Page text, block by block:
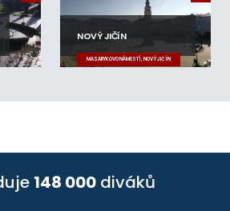
NOVÝ JIČÍN
MASARYKOVO NÁMĚSTÍ, NOVÝ JIČÍN
148 000 diváků